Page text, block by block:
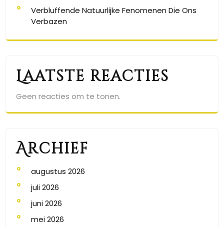
Verbluffende Natuurlijke Fenomenen Die Ons
Verbazen
Laatste reacties
Geen reacties om te tonen.
Archief
augustus 2026
juli 2026
juni 2026
mei 2026